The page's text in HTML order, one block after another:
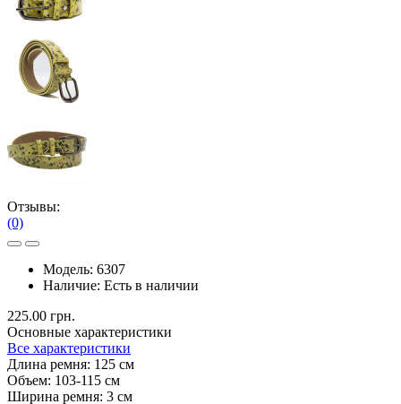
Отзывы:
(0)
Модель: 6307
Наличие: Есть в наличии
225.00 грн.
Основные характеристики
Все характеристики
Длина ремня: 125 см
Объем: 103-115 см
Ширина ремня: 3 см